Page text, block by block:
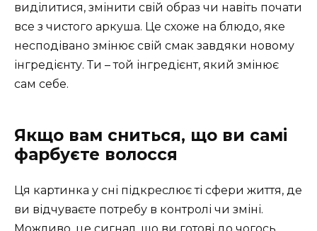
виділитися, змінити свій образ чи навіть почати
все з чистого аркуша. Це схоже на блюдо, яке
несподівано змінює свій смак завдяки новому
інгредієнту. Ти – той інгредієнт, який змінює
сам себе.
Якщо вам сниться, що ви самі
фарбуєте волосся
Ця картинка у сні підкреслює ті сфери життя, де
ви відчуваєте потребу в контролі чи зміні.